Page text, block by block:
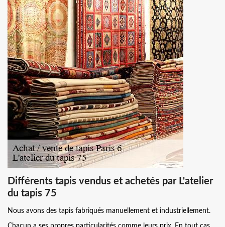
Différents tapis vendus et achetés par L'atelier
du tapis 75
Nous avons des tapis fabriqués manuellement et industriellement.